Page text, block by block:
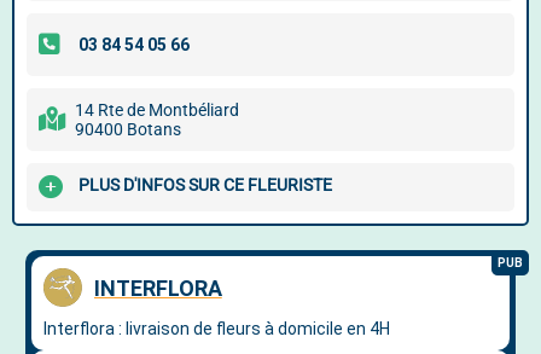
14 Rte de Montbéliard
90400 Botans
PLUS D'INFOS SUR CE FLEURISTE